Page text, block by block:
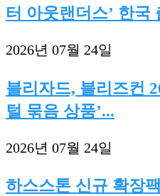
터 아웃랜더스’ 한국
2026년 07월 24일
블리자드, 블리즈컨
털 묶음 상품’...
2026년 07월 24일
하스스톤 신규 확장